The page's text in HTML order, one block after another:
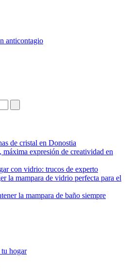
anticontagio
de cristal en Donostia
expresión de creatividad en
con vidrio: trucos de experto
la mampara de vidrio perfecta para el
la mampara de baño siempre
hogar